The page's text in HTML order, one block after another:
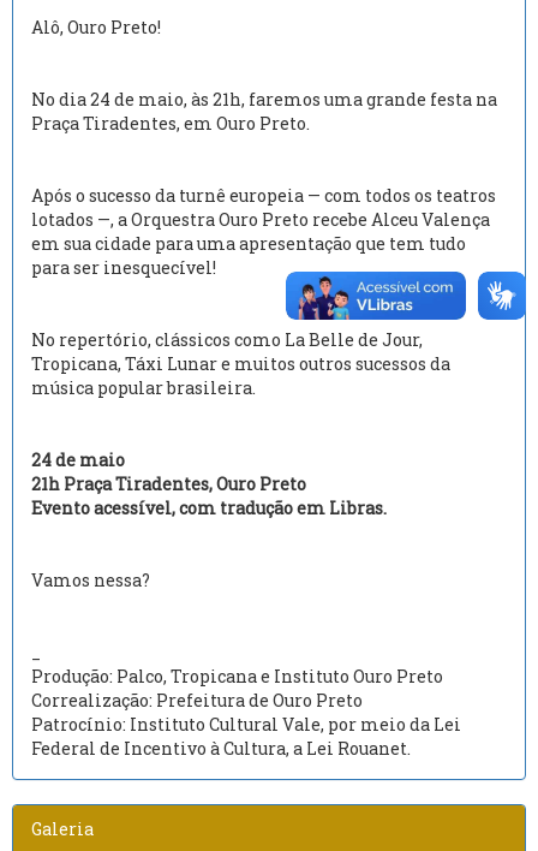
Alô, Ouro Preto!
No dia 24 de maio, às 21h, faremos uma grande festa na
Praça Tiradentes, em Ouro Preto.
Após o sucesso da turnê europeia — com todos os teatros
lotados —, a Orquestra Ouro Preto recebe Alceu Valença
em sua cidade para uma apresentação que tem tudo
para ser inesquecível!
No repertório, clássicos como La Belle de Jour,
Tropicana, Táxi Lunar e muitos outros sucessos da
música popular brasileira.
24 de maio
21h Praça Tiradentes, Ouro Preto
Evento acessível, com tradução em Libras.
Vamos nessa?
Produção: Palco, Tropicana e Instituto Ouro Preto
Correalização: Prefeitura de Ouro Preto
Patrocínio: Instituto Cultural Vale, por meio da Lei
Federal de Incentivo à Cultura, a Lei Rouanet.
Galeria